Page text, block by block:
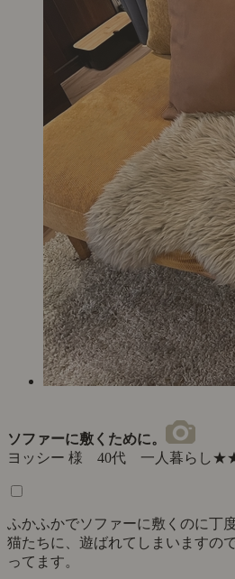
ソファーに敷くために。
ヨッシー 様 40代 一人暮らし
ふかふかでソファーに敷くのに丁
猫たちに、遊ばれてしまいますの
ってます。